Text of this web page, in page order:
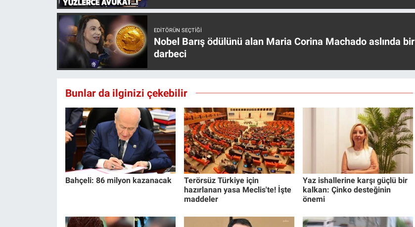
EDITÖRÜN SEÇTIĞI
Nobel Barış ödülünü alan Maria Corina Machado aslında bir
darbeci
Bunlar da ilginizi çekebilir
Bahçeli: 86 milyon kazanacak
Terörsüz Türkiye için
hazırlanan yasa Meclis'te! İşte
maddeler
Yaz ishallerine karşı güçlü bir
kalkan: Çinko desteğinin
önemi
Yerel Gündem
Yerel Yaşam
Canlı Yayın